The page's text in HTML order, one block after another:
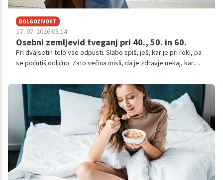
DOLGOŽIVOST
17. 07. 2026 03.14
Osebni zemljevid tveganj pri 40., 50. in 60.
Pri dvajsetih telo vse odpusti. Slabo spiš, ješ, kar je pri roki, pa
se počutiš odlično. Zato večina misli, da je zdravje nekaj, kar